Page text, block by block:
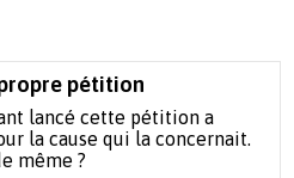
pétition
lancé cette pétition a
la cause qui la concernait.
même ?